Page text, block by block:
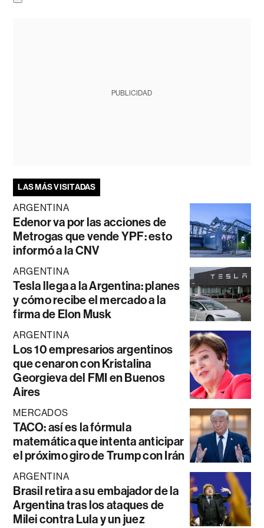
PUBLICIDAD
LAS MÁS VISITADAS
ARGENTINA
Edenor va por las acciones de
Metrogas que vende YPF: esto
informó a la CNV
ARGENTINA
Tesla llega a la Argentina: planes
y cómo recibe el mercado a la
firma de Elon Musk
ARGENTINA
Los 10 empresarios argentinos
que cenaron con Kristalina
Georgieva del FMI en Buenos
Aires
MERCADOS
TACO: así es la fórmula
matemática que intenta anticipar
el próximo giro de Trump con Irán
ARGENTINA
Brasil retira a su embajador de la
Argentina tras los ataques de
Milei contra Lula y un juez